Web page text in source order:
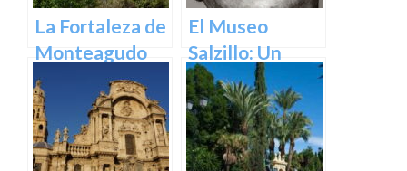
La Fortaleza de
Monteagudo
El Museo
Salzillo: Un
Tesoro de la
Escultura
Barroca en
España en